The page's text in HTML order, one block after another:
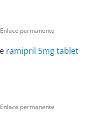
Enlace permanente
ramipril 5mg tablet
Enlace permanente